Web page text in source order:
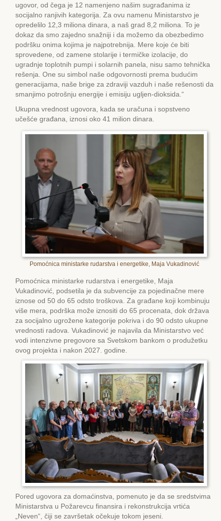
ugovor, od čega je 12 namenjeno našim sugrađanima iz
socijalno ranjivih kategorija. Za ovu namenu Ministarstvo je
opredelilo 12,3 miliona dinara, a naš grad 8,2 miliona. To je
dokaz da smo zajedno snažniji i da možemo da obezbedimo
podršku onima kojima je najpotrebnija. Mere koje će biti
sprovedene, od zamene stolarije i termičke izolacije, do
ugradnje toplotnih pumpi i solarnih panela, nisu samo tehnička
rešenja. One su simbol naše odgovornosti prema budućim
generacijama, naše brige za zdraviji vazduh i naše rešenosti da
smanjimo potrošnju energije i emisiju ugljen-dioksida.“
Ukupna vrednost ugovora, kada se uračuna i sopstveno
učešće građana, iznosi oko 41 milion dinara.
Pomoćnica ministarke rudarstva i energetike, Maja Vukadinović
Pomoćnica ministarke rudarstva i energetike, Maja
Vukadinović, podsetila je da subvencije za pojedinačne mere
iznose od 50 do 65 odsto troškova. Za građane koji kombinuju
više mera, podrška može iznositi do 65 procenata, dok država
za socijalno ugrožene kategorije pokriva i do 90 odsto ukupne
vrednosti radova. Vukadinović je najavila da Ministarstvo već
vodi intenzivne pregovore sa Svetskom bankom o produžetku
ovog projekta i nakon 2027. godine.
Pored ugovora za domaćinstva, pomenuto je da se sredstvima
Ministarstva u Požarevcu finansira i rekonstrukcija vrtića
„Neven“, čiji se završetak očekuje tokom jeseni.